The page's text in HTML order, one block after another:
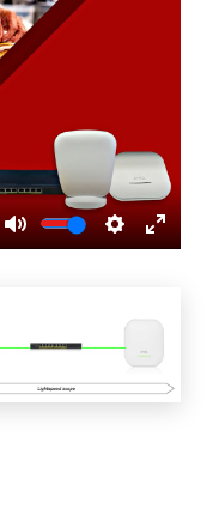
Mute Settings
Enter